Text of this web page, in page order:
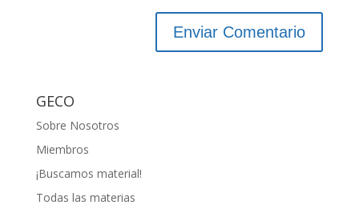
GECO
Sobre Nosotros
Miembros
¡Buscamos material!
Todas las materias